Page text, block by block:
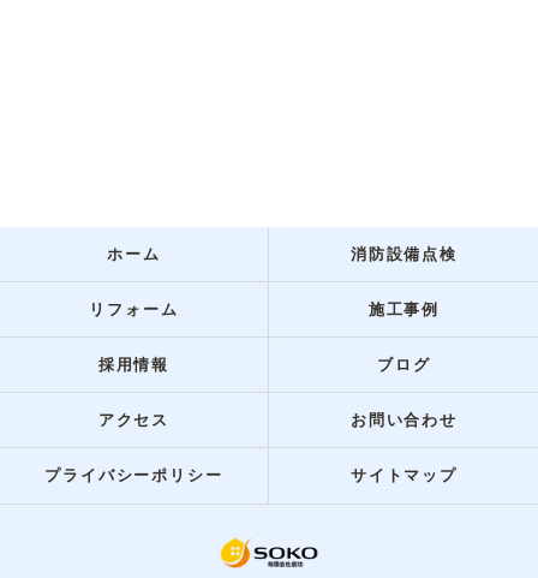
ホーム 消防設備点検
リフォーム 施工事例
採用情報 ブログ
アクセス お問い合わせ
プライバシーポリシー サイトマップ